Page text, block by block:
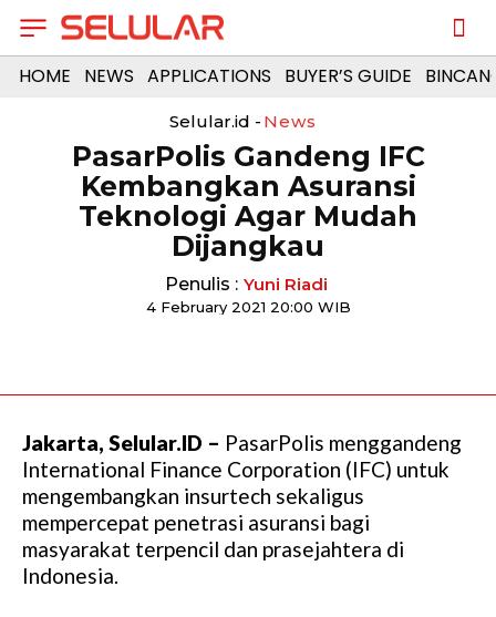
HOME NEWS APPLICATIONS BUYER’S GUIDE
Selular.id - News
PasarPolis Gandeng IFC
Kembangkan Asuransi
Teknologi Agar Mudah
Dijangkau
Penulis : Yuni Riadi
4 February 2021 20:00 WIB
Jakarta, Selular.ID – PasarPolis menggandeng
International Finance Corporation (IFC) untuk
mengembangkan insurtech sekaligus
mempercepat penetrasi asuransi bagi
masyarakat terpencil dan prasejahtera di
Indonesia.